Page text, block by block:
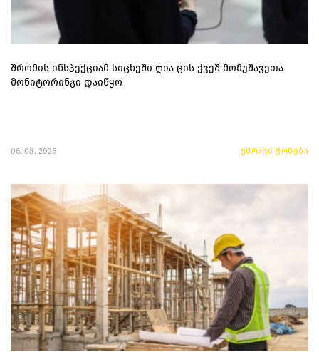
შრომის ინსპექციამ სიცხეში ღია ცის ქვეშ მომუშავეთა
მონიტორინგი დაიწყო
06. 08. 2026 უძრავი ქონება